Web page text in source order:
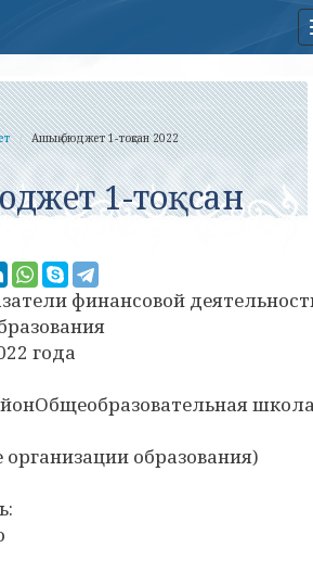
Ашық бюджет 1-тоқсан 2022
1-тоқсан
финансовой
года
образования)